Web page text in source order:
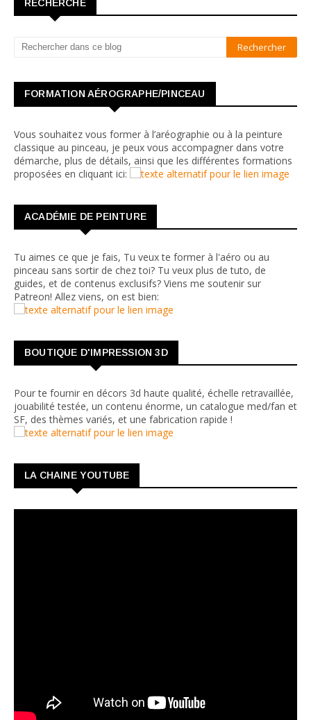
RECHERCHE
FORMATION AÉROGRAPHE/PINCEAU
Vous souhaitez vous former à l’aréographie ou à la peinture
classique au pinceau, je peux vous accompagner dans votre
démarche, plus de détails, ainsi que les différentes formations
proposées en cliquant ici:
ACADÉMIE DE PEINTURE
Tu aimes ce que je fais, Tu veux te former à l'aéro ou au
pinceau sans sortir de chez toi? Tu veux plus de tuto, de
guides, et de contenus exclusifs? Viens me soutenir sur
Patreon! Allez viens, on est bien:
BOUTIQUE D'IMPRESSION 3D
Pour te fournir en décors 3d haute qualité, échelle retravaillée,
jouabilité testée, un contenu énorme, un catalogue med/fan et
SF, des thèmes variés, et une fabrication rapide !
LA CHAINE YOUTUBE